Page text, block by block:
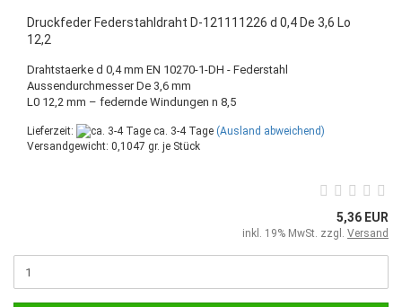
Druckfeder Federstahldraht D-121111226 d 0,4 De 3,6 Lo
12,2
Drahtstaerke d 0,4 mm EN 10270-1-DH - Federstahl
Aussendurchmesser De 3,6 mm
L0 12,2 mm – federnde Windungen n 8,5
Lieferzeit: ca. 3-4 Tage (Ausland abweichend)
Versandgewicht: 0,1047 gr. je Stück
5,36 EUR
inkl. 19% MwSt. zzgl. Versand